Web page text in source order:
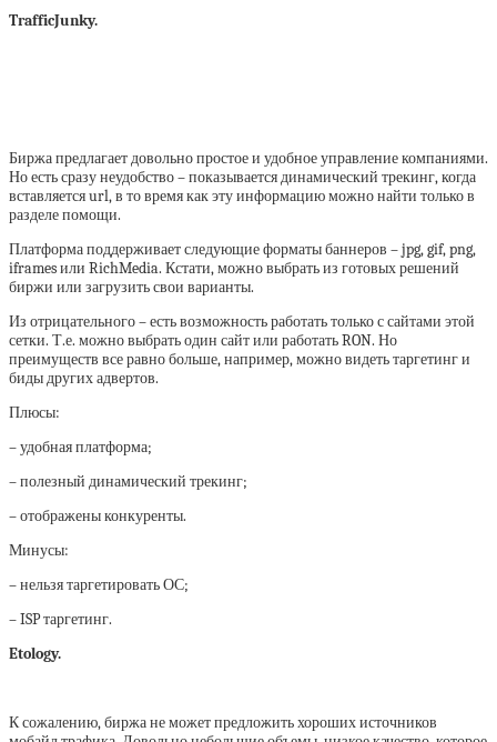
TrafficJunky.
Биржа предлагает довольно простое и удобное управление компаниями.
Но есть сразу неудобство – показывается динамический трекинг, когда
вставляется url, в то время как эту информацию можно найти только в
разделе помощи.
Платформа поддерживает следующие форматы баннеров – jpg, gif, png,
iframes или RichMedia. Кстати, можно выбрать из готовых решений
биржи или загрузить свои варианты.
Из отрицательного – есть возможность работать только с сайтами этой
сетки. Т.е. можно выбрать один сайт или работать RON. Но
преимуществ все равно больше, например, можно видеть таргетинг и
биды других адвертов.
Плюсы:
– удобная платформа;
– полезный динамический трекинг;
– отображены конкуренты.
Минусы:
– нельзя таргетировать ОС;
– ISP таргетинг.
Etology.
К сожалению, биржа не может предложить хороших источников